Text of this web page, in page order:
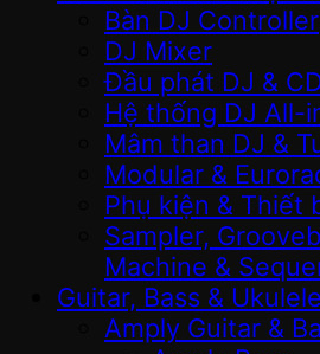
Bàn DJ Controller
DJ Mixer
Đầu phát DJ &
Hệ thống DJ All-
Mâm than DJ &
Modular &
Phụ kiện & Thiết
Sampler,
Machine &
Guitar, Bass & Ukulele
Amply Guitar &